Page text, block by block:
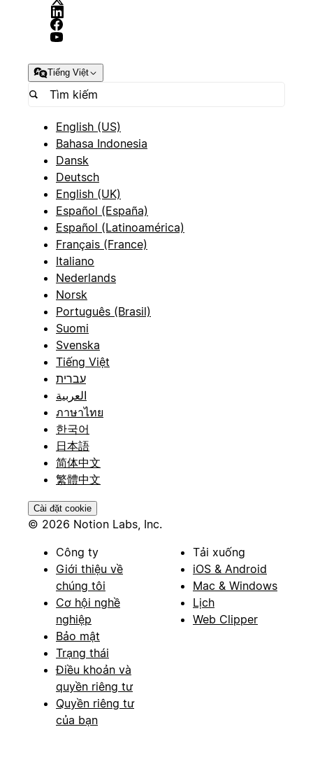
Tiếng Việt
English (US)
Bahasa Indonesia
Dansk
Deutsch
English (UK)
Español (España)
Español (Latinoamérica)
Français (France)
Italiano
Nederlands
Norsk
Português (Brasil)
Suomi
Svenska
Tiếng Việt
עברית
العربية
ภาษาไทย
한국어
日本語
简体中文
繁體中文
Cài đặt cookie
© 2026 Notion Labs, Inc.
Công ty
Giới thiệu về
chúng tôi
Cơ hội nghề
nghiệp
Bảo mật
Trạng thái
Điều khoản và
quyền riêng tư
Quyền riêng tư
của bạn
Tải xuống
iOS & Android
Mac & Windows
Lịch
Web Clipper